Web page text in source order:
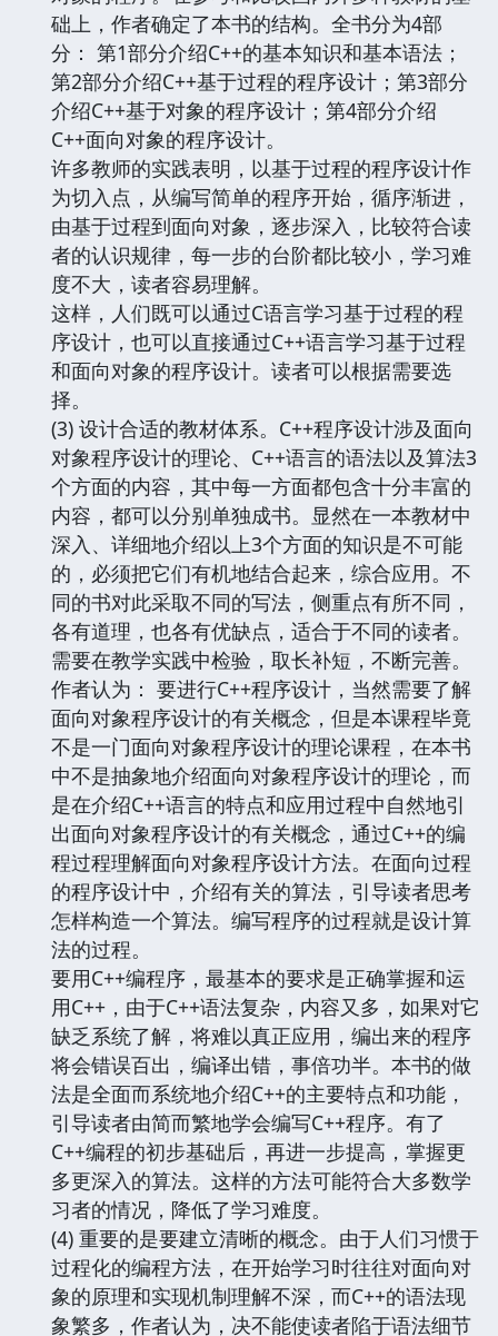
础上，作者确定了本书的结构。全书分为4部
分： 第1部分介绍C++的基本知识和基本语法；
第2部分介绍C++基于过程的程序设计；第3部分
介绍C++基于对象的程序设计；第4部分介绍
C++面向对象的程序设计。
许多教师的实践表明，以基于过程的程序设计作
为切入点，从编写简单的程序开始，循序渐进，
由基于过程到面向对象，逐步深入，比较符合读
者的认识规律，每一步的台阶都比较小，学习难
度不大，读者容易理解。
这样，人们既可以通过C语言学习基于过程的程
序设计，也可以直接通过C++语言学习基于过程
和面向对象的程序设计。读者可以根据需要选
择。
(3) 设计合适的教材体系。C++程序设计涉及面向
对象程序设计的理论、C++语言的语法以及算法3
个方面的内容，其中每一方面都包含十分丰富的
内容，都可以分别单独成书。显然在一本教材中
深入、详细地介绍以上3个方面的知识是不可能
的，必须把它们有机地结合起来，综合应用。不
同的书对此采取不同的写法，侧重点有所不同，
各有道理，也各有优缺点，适合于不同的读者。
需要在教学实践中检验，取长补短，不断完善。
作者认为： 要进行C++程序设计，当然需要了解
面向对象程序设计的有关概念，但是本课程毕竟
不是一门面向对象程序设计的理论课程，在本书
中不是抽象地介绍面向对象程序设计的理论，而
是在介绍C++语言的特点和应用过程中自然地引
出面向对象程序设计的有关概念，通过C++的编
程过程理解面向对象程序设计方法。在面向过程
的程序设计中，介绍有关的算法，引导读者思考
怎样构造一个算法。编写程序的过程就是设计算
法的过程。
要用C++编程序，最基本的要求是正确掌握和运
用C++，由于C++语法复杂，内容又多，如果对它
缺乏系统了解，将难以真正应用，编出来的程序
将会错误百出，编译出错，事倍功半。本书的做
法是全面而系统地介绍C++的主要特点和功能，
引导读者由简而繁地学会编写C++程序。有了
C++编程的初步基础后，再进一步提高，掌握更
多更深入的算法。这样的方法可能符合大多数学
习者的情况，降低了学习难度。
(4) 重要的是要建立清晰的概念。由于人们习惯于
过程化的编程方法，在开始学习时往往对面向对
象的原理和实现机制理解不深，而C++的语法现
象繁多，作者认为，决不能使读者陷于语法细节